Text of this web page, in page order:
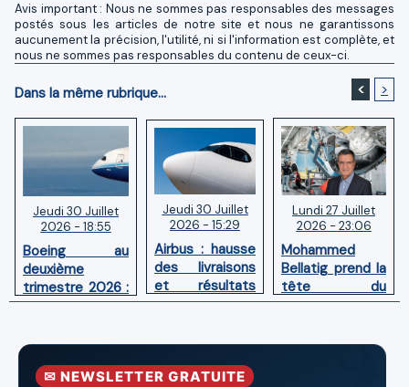
Avis important : Nous ne sommes pas responsables des messages
postés sous les articles de notre site et nous ne garantissons
aucunement la précision, l'utilité, ni si l'information est complète, et
nous ne sommes pas responsables du contenu de ceux-ci.
Dans la même rubrique... < >
Jeudi 30 Juillet
2026 - 18:55
Boeing au
deuxième
trimestre 2026 :
Chiffre d'affaires
pertes nettes
Jeudi 30 Juillet
2026 - 15:29
Airbus : hausse
des livraisons
et résultats
financiers
premier
Lundi 27 Juillet
2026 - 23:06
Mohammed
Bellatig prend la
tête du
Groupement
Marocaines
✉ NEWSLETTER GRATUITE